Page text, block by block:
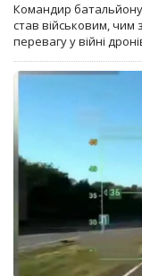
Командир батальйону
став військовим, чим
перевагу у війні